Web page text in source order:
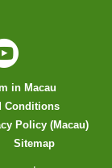
in Macau
Conditions
Policy (Macau)
Sitemap